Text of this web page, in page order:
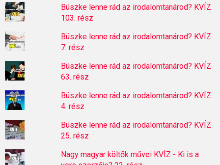
Büszke lenne rád az irodalomtanárod? KVÍZ
103. rész
Büszke lenne rád az irodalomtanárod? KVÍZ
7. rész
Büszke lenne rád az irodalomtanárod? KVÍZ
63. rész
Büszke lenne rád az irodalomtanárod? KVÍZ
4. rész
Büszke lenne rád az irodalomtanárod? KVÍZ
25. rész
Nagy magyar költők művei KVÍZ - Ki is a